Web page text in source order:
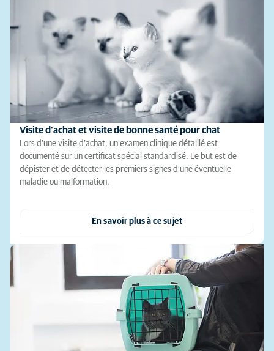
Visite d'achat et visite de bonne santé pour chat
Lors d'une visite d’achat, un examen clinique détaillé est
documenté sur un certificat spécial standardisé. Le but est de
dépister et de détecter les premiers signes d’une éventuelle
maladie ou malformation.
En savoir plus à ce sujet